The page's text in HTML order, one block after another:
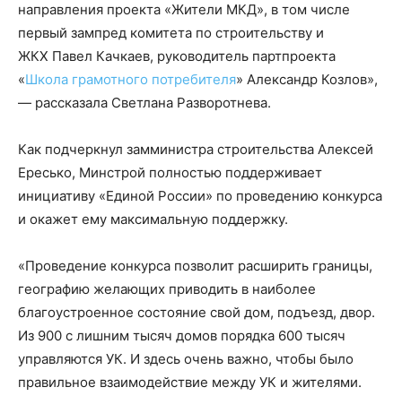
направления проекта «Жители МКД», в том числе
первый зампред комитета по строительству и
ЖКХ Павел Качкаев, руководитель партпроекта
«Школа грамотного потребителя» Александр Козлов»,
— рассказала Светлана Разворотнева.
Как подчеркнул замминистра строительства Алексей
Ересько, Минстрой полностью поддерживает
инициативу «Единой России» по проведению конкурса
и окажет ему максимальную поддержку.
«Проведение конкурса позволит расширить границы,
географию желающих приводить в наиболее
благоустроенное состояние свой дом, подъезд, двор.
Из 900 с лишним тысяч домов порядка 600 тысяч
управляются УК. И здесь очень важно, чтобы было
правильное взаимодействие между УК и жителями.